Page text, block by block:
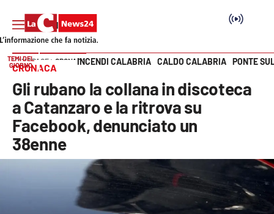
SEZIONI
Cronaca
Politica
Vai
TEMI DEL
GIORNO
INCENDI CALABRIA CALDO CALABRIA PONTE
HOME PAGE CRONACA
CRONACA
Gli rubano la collana in discoteca
a Catanzaro e la ritrova su
Facebook, denunciato un
38enne